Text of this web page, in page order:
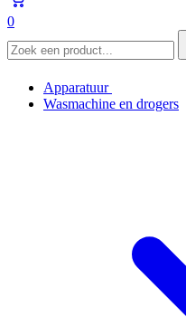
0
Apparatuur
Wasmachine en drogers